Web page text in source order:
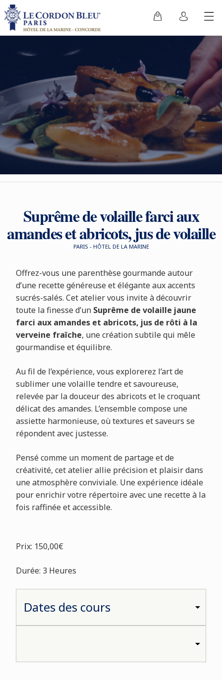
Suprême de volaille farci aux
amandes et abricots, jus de volaille
PARIS - HÔTEL DE LA MARINE
Offrez-vous une parenthèse gourmande autour
d’une recette généreuse et élégante aux accents
sucrés-salés. Cet atelier vous invite à découvrir
toute la finesse d’un Suprême de volaille jaune
farci aux amandes et abricots, jus de rôti à la
verveine fraîche, une création subtile qui mêle
gourmandise et équilibre.
Au fil de l’expérience, vous explorerez l’art de
sublimer une volaille tendre et savoureuse,
relevée par la douceur des abricots et le croquant
délicat des amandes. L’ensemble compose une
assiette harmonieuse, où textures et saveurs se
répondent avec justesse.
Pensé comme un moment de partage et de
créativité, cet atelier allie précision et plaisir dans
une atmosphère conviviale. Une expérience idéale
pour enrichir votre répertoire avec une recette à la
fois raffinée et accessible.
Prix: 150,00€
Durée: 3 Heures